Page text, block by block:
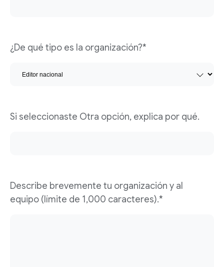
¿De qué tipo es la organización?*
Si seleccionaste Otra opción, explica por qué.
Describe brevemente tu organización y al
equipo (límite de 1,000 caracteres).*